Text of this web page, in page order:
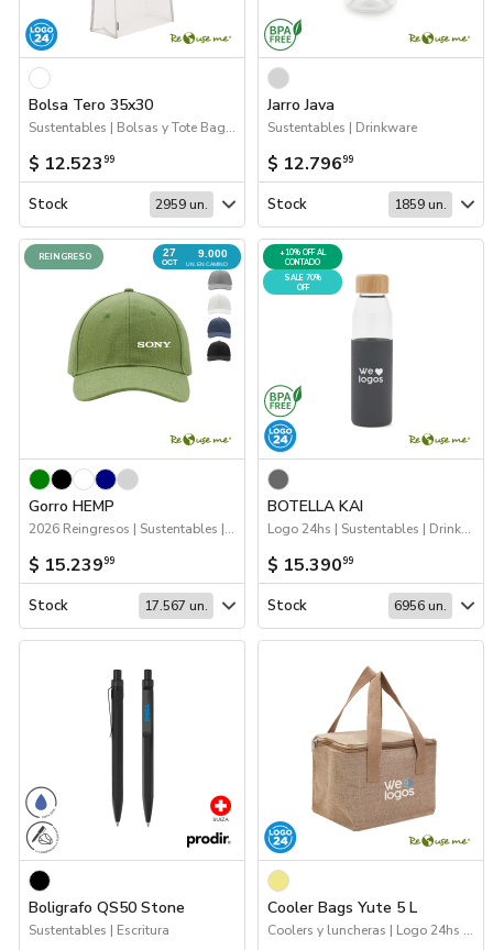
Bolsa Tero 35x30
Sustentables | Bolsas y Tote Bags | Logo 24hs
$ 12.523 99
Stock 2959 un.
Jarro Java
Sustentables | Drinkware
$ 12.79699
Stock 1859 un.
27
OCT
9.000
UN. EN CAMINO
REINGRESO
Gorro HEMP
2026 Reingresos | Sustentables | Próximos Arribos | Gorros
$ 15.23999
Stock 17.567 un.
+10% OFF AL
CONTADO
SALE 70%
OFF
BOTELLA KAI
Logo 24hs | Sustentables | Drinkware
$ 15.39099
Stock 6956 un.
Boligrafo QS50 Stone
Sustentables | Escritura
Cooler Bags Yute 5 L
Coolers y luncheras | Logo 24hs | Sustentables | 2026 Día de la Niñez